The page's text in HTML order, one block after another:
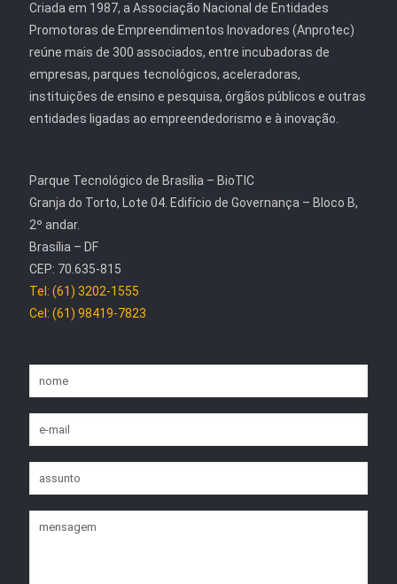
Criada em 1987, a Associação Nacional de Entidades
Promotoras de Empreendimentos Inovadores (Anprotec)
reúne mais de 300 associados, entre incubadoras de
empresas, parques tecnológicos, aceleradoras,
instituições de ensino e pesquisa, órgãos públicos e outras
entidades ligadas ao empreendedorismo e à inovação.
Parque Tecnológico de Brasília – BioTIC
Granja do Torto, Lote 04. Edifício de Governança – Bloco B,
2º andar.
Brasília – DF
CEP: 70.635-815
Tel: (61) 3202-1555
Cel: (61) 98419-7823